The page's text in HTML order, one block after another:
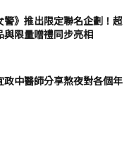
》推出限定聯名企劃！超
與限量贈禮同步亮相
中醫師分享熬夜對各個年